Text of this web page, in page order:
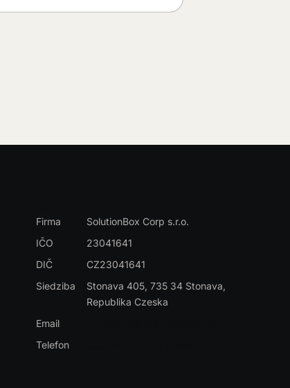
Firma
SolutionBox Corp s.r.o.
IČO
23041641
DIČ
CZ23041641
Siedziba
Stonava 405, 735 34 Stonava,
Republika Czeska
Email
Telefon